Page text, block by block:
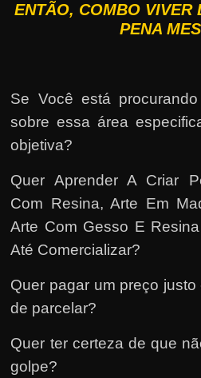
ENTÃO, COMBO VIVER
PENA
Se Você está
sobre essa área
objetiva?
Quer Aprender A Criar
Com Resina, Arte Em
Arte Com Gesso E
Até Comercializar?
Quer pagar um preço
de parcelar?
Quer ter certeza de que
golpe?